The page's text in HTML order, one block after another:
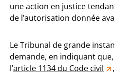
une action en justice
de l’autorisation donnée
Le Tribunal de grande
demande, en indiquant
l’article 1134 du Code civil